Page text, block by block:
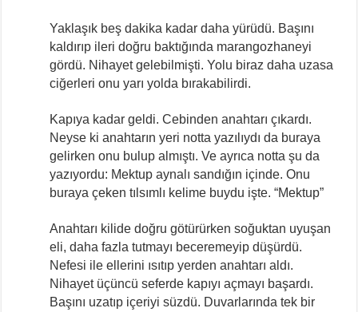
Yaklaşık beş dakika kadar daha yürüdü. Başını
kaldırıp ileri doğru baktığında marangozhaneyi
gördü. Nihayet gelebilmişti. Yolu biraz daha uzasa
ciğerleri onu yarı yolda bırakabilirdi.
Kapıya kadar geldi. Cebinden anahtarı çıkardı.
Neyse ki anahtarın yeri notta yazılıydı da buraya
gelirken onu bulup almıştı. Ve ayrıca notta şu da
yazıyordu: Mektup aynalı sandığın içinde. Onu
buraya çeken tılsımlı kelime buydu işte. “Mektup”
Anahtarı kilide doğru götürürken soğuktan uyuşan
eli, daha fazla tutmayı beceremeyip düşürdü.
Nefesi ile ellerini ısıtıp yerden anahtarı aldı.
Nihayet üçüncü seferde kapıyı açmayı başardı.
Başını uzatıp içeriyi süzdü. Duvarlarında tek bir